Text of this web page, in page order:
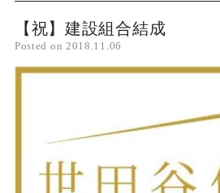
【祝】建設組合結成
Posted on 2018.11.06